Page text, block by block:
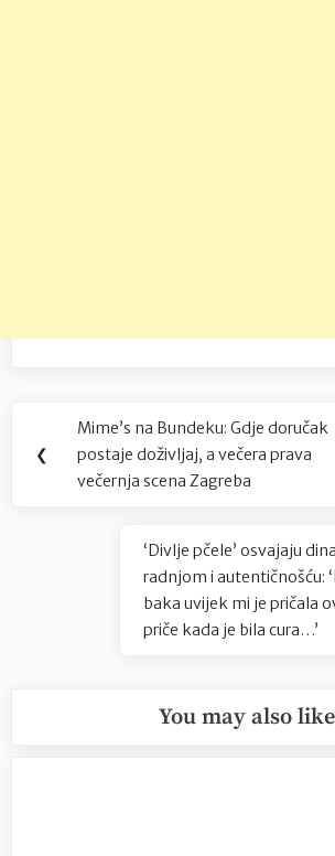
Navigacija
objava
❮
Previous
Post:
Mime’s na Bundeku: Gdje doručak
postaje doživljaj, a večera prava
večernja scena Zagreba
Next
Post:
‘Divlje pčele’ osvajaju
radnjom i autentičnošću:
baka uvijek mi je pričala
priče kada je bila cura…’
You may also like